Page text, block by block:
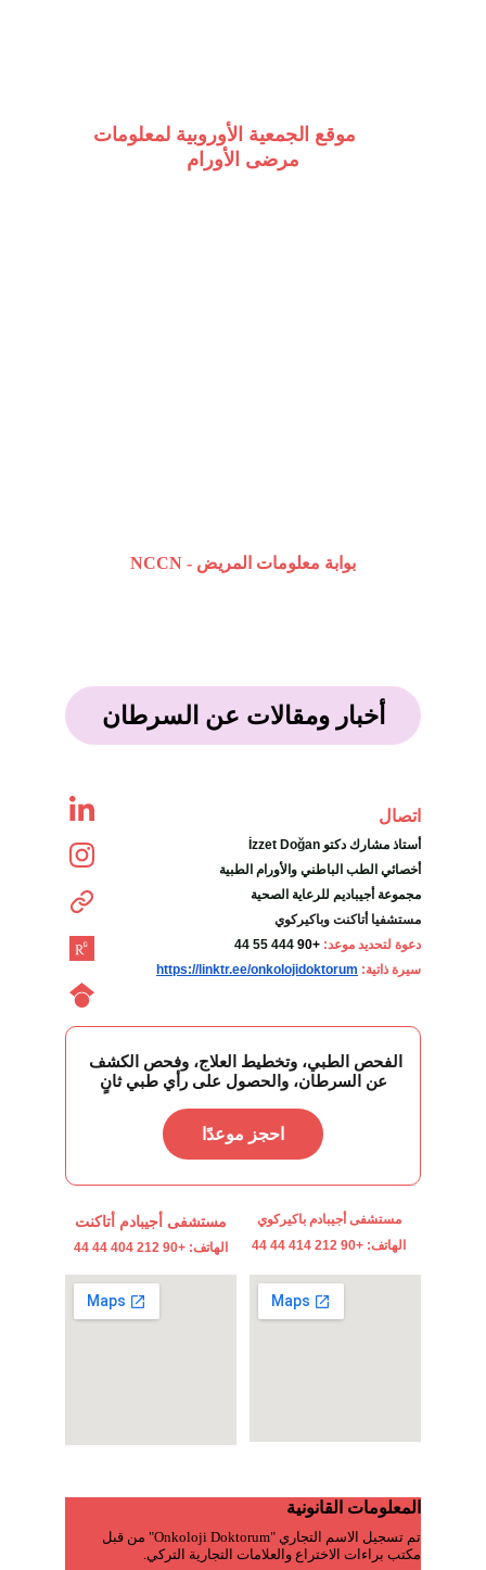
NCCN - بوابة معلومات المريض
        موقع الجمعية الأوروبية لمعلومات
مرضى الأورام
أخبار ومقالات عن السرطان
المعلومات القانونية
تم تسجيل الاسم التجاري "Onkoloji Doktorum" من قبل
مكتب براءات الاختراع والعلامات التجارية التركي.
İzzet Doğan أستاذ مشارك دكتو
أخصائي الطب الباطني والأورام الطبية
مجموعة أجيباديم للرعاية الصحية
مستشفيا أتاكنت وباكيركوي
دعوة لتحديد موعد: +90
444 55 44
سيرة ذاتية: https://linktr.ee/onkolojidoktorum
اتصال
مستشفى أجيبادم باكيركوي
الهاتف: +90 212 414 44 44
مستشفى أجيبادم أتاكنت
الهاتف: +90 212 404 44 44
الفحص الطبي، وتخطيط العلاج، وفحص الكشف
عن السرطان، والحصول على رأي طبي ثانٍ
احجز موعدًا